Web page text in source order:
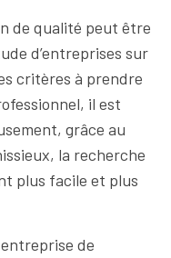
de qualité peut être
d’entreprises sur
critères à prendre
il est
grâce au
la recherche
plus facile et plus
entreprise de